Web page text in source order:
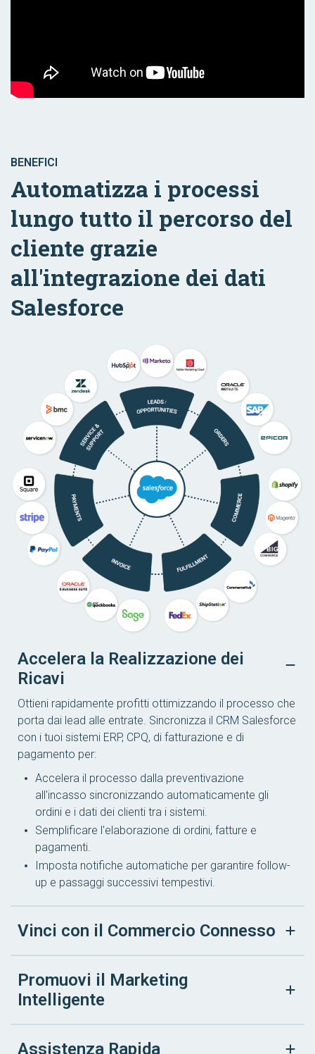
BENEFICI
Automatizza i processi
lungo tutto il percorso del
cliente grazie
all'integrazione dei dati
Salesforce
Accelera la Realizzazione dei
Ricavi
Ottieni rapidamente profitti ottimizzando il processo che
porta dai lead alle entrate. Sincronizza il CRM Salesforce
con i tuoi sistemi ERP, CPQ, di fatturazione e di
pagamento per:
Accelera il processo dalla preventivazione
all'incasso sincronizzando automaticamente gli
ordini e i dati dei clienti tra i sistemi.
Semplificare l'elaborazione di ordini, fatture e
pagamenti.
Imposta notifiche automatiche per garantire follow-
up e passaggi successivi tempestivi.
Vinci con il Commercio Connesso
Promuovi il Marketing
Intelligente
Assistenza Rapida